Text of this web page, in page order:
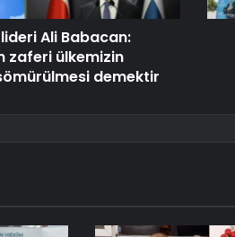
lideri Ali Babacan:
zaferi ülkemizin
demektir